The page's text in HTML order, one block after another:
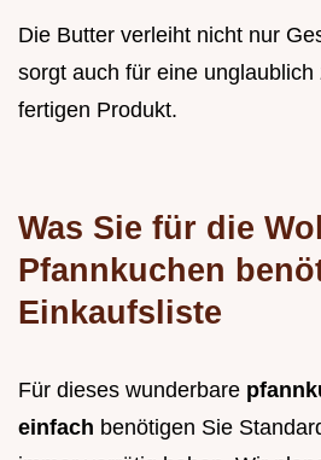
Die Butter verleiht nicht nur
sorgt auch für eine unglaublich
fertigen Produkt.
Was Sie für die
Pfannkuchen
Einkaufsliste
Für dieses wunderbare
einfach benötigen Sie